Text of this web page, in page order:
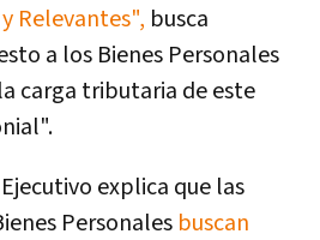
Relevantes", busca
a los Bienes Personales
carga tributaria de este
explica que las
Personales buscan